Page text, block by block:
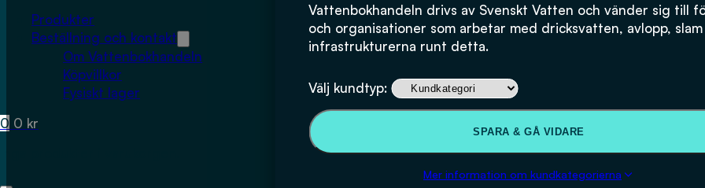
Vattenbokhandeln drivs av Svenskt Vatten och vänder sig till
och organisationer som arbetar med dricksvatten, avlopp,
infrastrukturerna runt detta.
Välj kundtyp:
SPARA & GÅ VIDARE
Mer information om kundkategorierna
Produkter
Beställning och kontakt
Om Vattenbokhandeln
Köpvillkor
Fysiskt lager
0 0 kr
En långsiktigt